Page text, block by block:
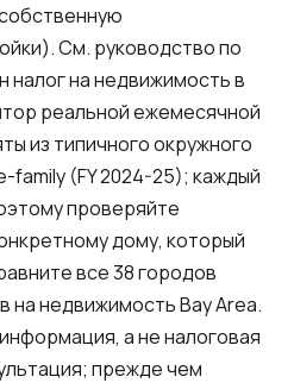
См. руководство по
налог на недвижимость в
реальной ежемесячной
из типичного окружного
family (FY 2024-25); каждый
проверяйте
дому, который
все 38 городов
на недвижимость Bay Area.
а не налоговая
прежде чем